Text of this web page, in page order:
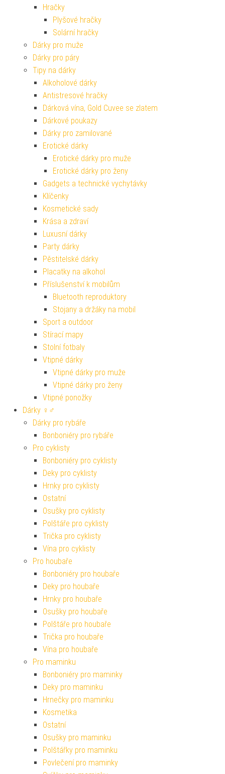
Hračky
Plyšové hračky
Solární hračky
Dárky pro muže
Dárky pro páry
Tipy na dárky
Alkoholové dárky
Antistresové hračky
Dárková vína, Gold Cuvee se zlatem
Dárkové poukazy
Dárky pro zamilované
Erotické dárky
Erotické dárky pro muže
Erotické dárky pro ženy
Gadgets a technické vychytávky
Klíčenky
Kosmetické sady
Krása a zdraví
Luxusní dárky
Party dárky
Pěstitelské dárky
Placatky na alkohol
Příslušenství k mobilům
Bluetooth reproduktory
Stojany a držáky na mobil
Sport a outdoor
Stírací mapy
Stolní fotbaly
Vtipné dárky
Vtipné dárky pro muže
Vtipné dárky pro ženy
Vtipné ponožky
Dárky ♀♂
Dárky pro rybáře
Bonboniéry pro rybáře
Pro cyklisty
Bonboniéry pro cyklisty
Deky pro cyklisty
Hrnky pro cyklisty
Ostatní
Osušky pro cyklisty
Polštáře pro cyklisty
Trička pro cyklisty
Vína pro cyklisty
Pro houbaře
Bonboniéry pro houbaře
Deky pro houbaře
Hrnky pro houbaře
Osušky pro houbaře
Polštáře pro houbaře
Trička pro houbaře
Vína pro houbaře
Pro maminku
Bonboniéry pro maminky
Deky pro maminku
Hrnečky pro maminku
Kosmetika
Ostatní
Osušky pro maminku
Polštářky pro maminku
Povlečení pro maminky